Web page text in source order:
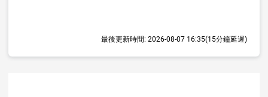
最後更新時間: 2026-08-07 16:35(15分鐘延遲)